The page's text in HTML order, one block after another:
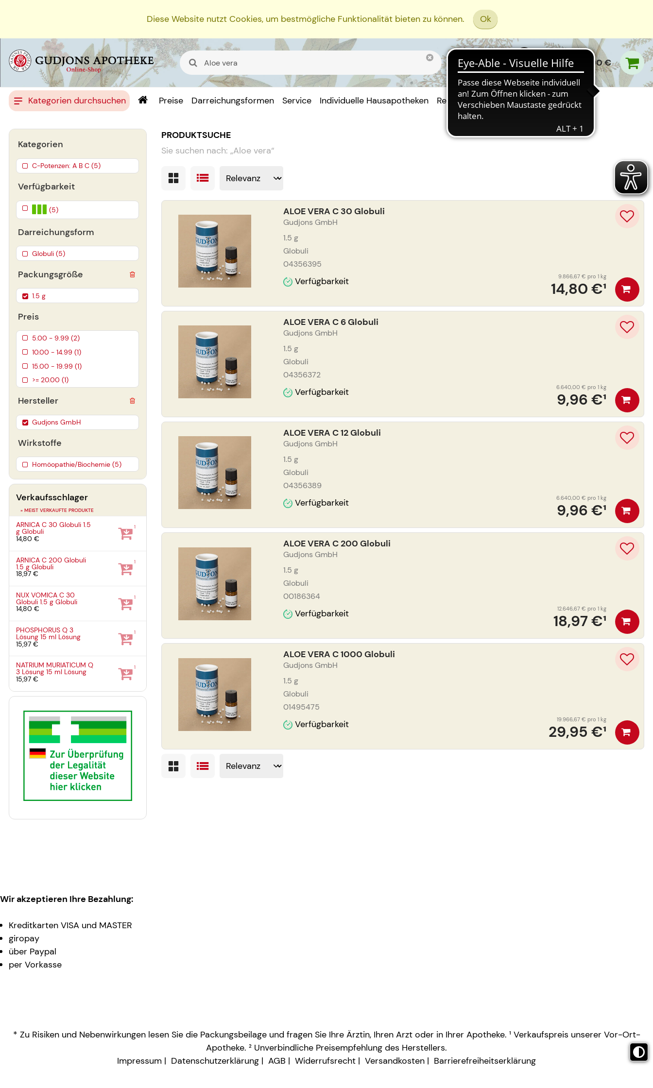
Diese Website nutzt Cookies, um bestmögliche Funktionalität bieten zu können. Ok
0,00 €
Kategorien durchsuchen Preise Darreichungsformen Service Individuelle Hausapotheken Rezept Einreichen
PRODUKTSUCHE
Sie suchen nach: „Aloe vera“
ALOE VERA C 30 Globuli
Gudjons GmbH
1.5 g
Globuli
04356395
Verfügbarkeit 14,80 €¹
9.866,67 € pro 1 kg
ALOE VERA C 6 Globuli
Gudjons GmbH
1.5 g
Globuli
04356372
Verfügbarkeit 9,96 €¹
6.640,00 € pro 1 kg
ALOE VERA C 12 Globuli
Gudjons GmbH
1.5 g
Globuli
04356389
Verfügbarkeit 9,96 €¹
6.640,00 € pro 1 kg
ALOE VERA C 200 Globuli
Gudjons GmbH
1.5 g
Globuli
00186364
Verfügbarkeit 18,97 €¹
12.646,67 € pro 1 kg
ALOE VERA C 1000 Globuli
Gudjons GmbH
1.5 g
Globuli
01495475
Verfügbarkeit 29,95 €¹
19.966,67 € pro 1 kg
Verfügbarkeit
(5)
Darreichungsform
Globuli (5)
Packungsgröße
1.5 g
Preis
5.00 - 9.99 (2)
10.00 - 14.99 (1)
15.00 - 19.99 (1)
>= 20.00 (1)
Hersteller
Gudjons GmbH
Wirkstoffe
Homöopathie/Biochemie (5)
Kategorien
C-Potenzen: A B C (5)
Verkaufsschlager
» MEIST VERKAUFTE PRODUKTE
ARNICA C 30 Globuli1.5
gGlobuli
14,80 €
1
ARNICA C 200 Globuli
1.5 gGlobuli
18,97 €
1
NUX VOMICA C 30
Globuli1.5 gGlobuli
14,80 €
1
PHOSPHORUS Q 3
Lösung15 ml Lösung
15,97 €
1
NATRIUM MURIATICUM Q
3 Lösung15 ml Lösung
15,97 €
1
Wir akzeptieren Ihre Bezahlung:
Kreditkarten VISA und MASTER
giropay
über Paypal
per Vorkasse
* Zu Risiken und Nebenwirkungen lesen Sie die Packungsbeilage und fragen Sie Ihre Ärztin, Ihren Arzt oder in Ihrer Apotheke. ¹ Verkaufspreis unserer Vor-Ort-
Apotheke. ² Unverbindliche Preisempfehlung des Herstellers.
Impressum
Datenschutzerklärung AGB Widerrufsrecht Versandkosten Barrierefreiheitserklärung